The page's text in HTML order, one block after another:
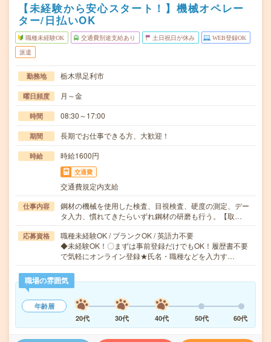
【未経験から安心スタート！】機械オペレー
ター/日払いOK
職種未経験OK 交通費別途支給あり 土日祝日が休み WEB登録OK
派遣
勤務地 栃木県足利市
曜日頻度 月～金
時間 08:30～17:00
期間 長期でお仕事できる方、大歓迎！
時給 時給1600円
交通費
交通費規定内支給
仕事内容
鋼材の機械を使用した検査、目視検査、硬度の測定、デー
タ入力、慣れてきたらいずれ鋼材の研磨も行う。【取…
応募資格
職種未経験OK / ブランクOK / 英語力不要
◆未経験OK！〇まずは事前登録だけでもOK！履歴書不要
で気軽にオンライン登録★氏名・職種などを入力す…
職場の雰囲気
年齢層
20代
30代 40代 50代 60代